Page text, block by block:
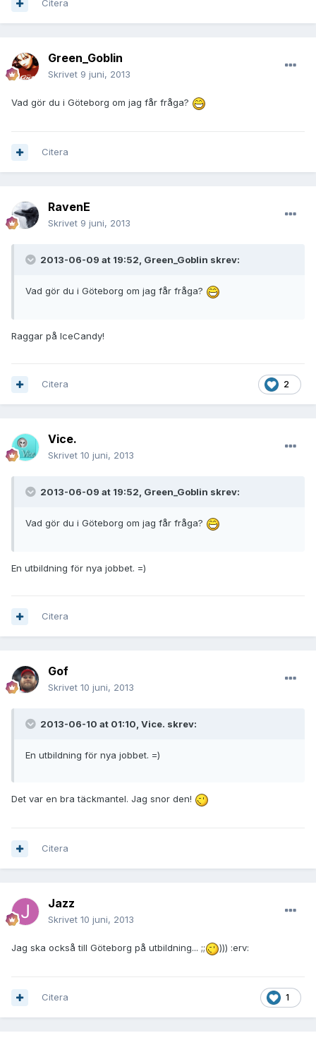
Citera
Green_Goblin
Skrivet 9 juni, 2013
Vad gör du i Göteborg om jag får fråga?
Citera
RavenE
Skrivet 9 juni, 2013
2013-06-09 at 19:52, Green_Goblin skrev:
Vad gör du i Göteborg om jag får fråga?
Raggar på IceCandy!
2
Citera
Vice.
Skrivet 10 juni, 2013
2013-06-09 at 19:52, Green_Goblin skrev:
Vad gör du i Göteborg om jag får fråga?
En utbildning för nya jobbet. =)
Citera
Gof
Skrivet 10 juni, 2013
2013-06-10 at 01:10, Vice. skrev:
En utbildning för nya jobbet. =)
Det var en bra täckmantel. Jag snor den!
Citera
Jazz
Skrivet 10 juni, 2013
Jag ska också till Göteborg på utbildning... ;; ))) :erv:
1
Citera